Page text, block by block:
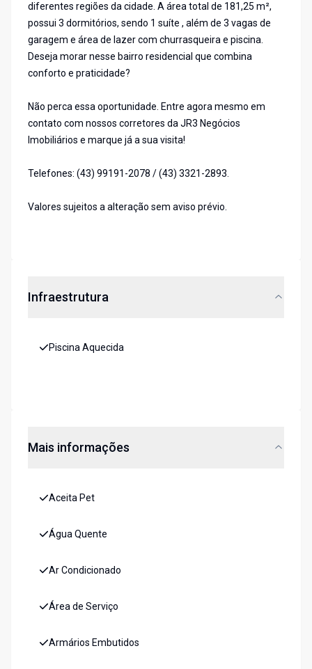
diferentes regiões da cidade. A área total de 181,25 m²,
possui 3 dormitórios, sendo 1 suíte , além de 3 vagas de
garagem e área de lazer com churrasqueira e piscina.
Deseja morar nesse bairro residencial que combina
conforto e praticidade?
Não perca essa oportunidade. Entre agora mesmo em
contato com nossos corretores da JR3 Negócios
Imobiliários e marque já a sua visita!
Telefones: (43) 99191-2078 / (43) 3321-2893.
Valores sujeitos a alteração sem aviso prévio.
Infraestrutura
Piscina Aquecida
Mais informações
Aceita Pet
Água Quente
Ar Condicionado
Área de Serviço
Armários Embutidos